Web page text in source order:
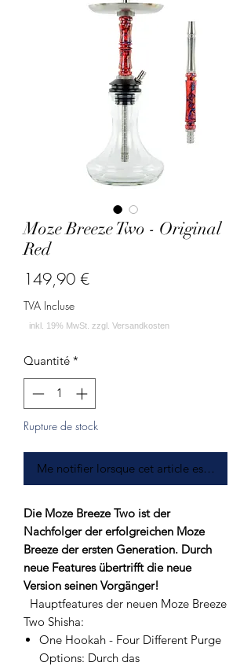
Moze Breeze Two - Original
Red
149,90 €Prix
TVA Incluse
Quantité *
Rupture de stock
Me notifier lorsque cet article est
Die Moze Breeze Two ist der
Nachfolger der erfolgreichen Moze
Breeze der ersten Generation. Durch
neue Features übertrifft die neue
Version seinen Vorgänger!
Hauptfeatures der neuen Moze Breeze
Two Shisha:
One Hookah - Four Different Purge
Options: Durch das